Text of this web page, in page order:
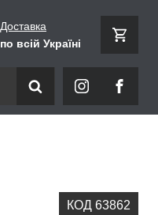
Доставка
по всій Україні
КОД 63862